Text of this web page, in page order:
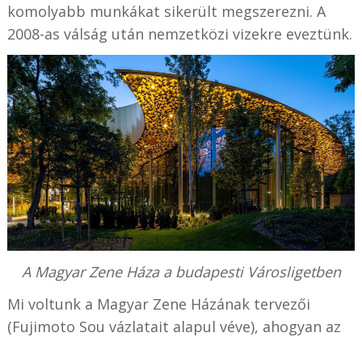
komolyabb munkákat sikerült megszerezni. A
2008-as válság után nemzetközi vizekre eveztünk.
A Magyar Zene Háza a budapesti Városligetben
Mi voltunk a Magyar Zene Házának tervezői
(Fujimoto Sou vázlatait alapul véve), ahogyan az